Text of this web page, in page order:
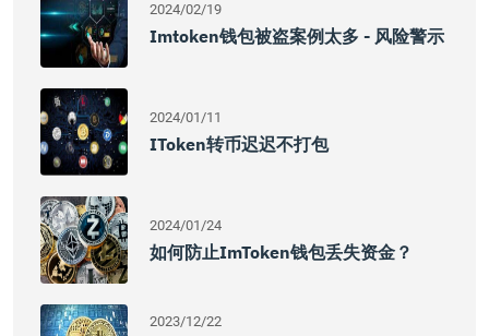
2024/02/19
Imtoken钱包被盗案例太多 - 风险警示
2024/01/11
IToken转币迟迟不打包
2024/01/24
如何防止imToken钱包丢失资金？
2023/12/22